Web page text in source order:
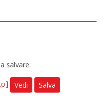
salvare:
] Vedi Salva